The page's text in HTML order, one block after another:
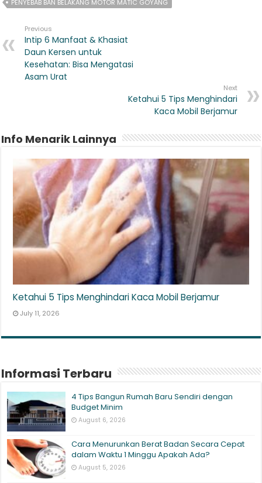
PENYEBAB BAN BELAKANG MOTOR MATIC GOYANG
Previous
Intip 6 Manfaat & Khasiat
Daun Kersen untuk
Kesehatan: Bisa Mengatasi
Asam Urat
Next
Ketahui 5 Tips Menghindari
Kaca Mobil Berjamur
Info Menarik Lainnya
Ketahui 5 Tips Menghindari Kaca Mobil Berjamur
July 11, 2026
Informasi Terbaru
4 Tips Bangun Rumah Baru Sendiri dengan
Budget Minim
August 6, 2026
Cara Menurunkan Berat Badan Secara Cepat
dalam Waktu 1 Minggu Apakah Ada?
August 5, 2026